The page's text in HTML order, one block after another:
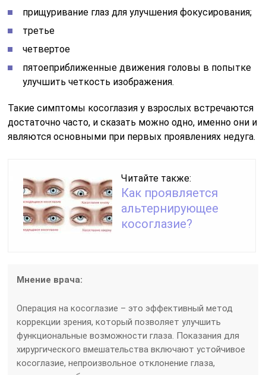
прищуривание глаз для улучшения фокусирования;
третье
четвертое
пятоеприближенные движения головы в попытке
улучшить четкость изображения.
Такие симптомы косоглазия у взрослых встречаются
достаточно часто, и сказать можно одно, именно они и
являются основными при первых проявлениях недуга.
Читайте также:
Как проявляется
альтернирующее
косоглазие?
Мнение врача:
Операция на косоглазие – это эффективный метод
коррекции зрения, который позволяет улучшить
функциональные возможности глаза. Показания для
хирургического вмешательства включают устойчивое
косоглазие, непроизвольное отклонение глаза,